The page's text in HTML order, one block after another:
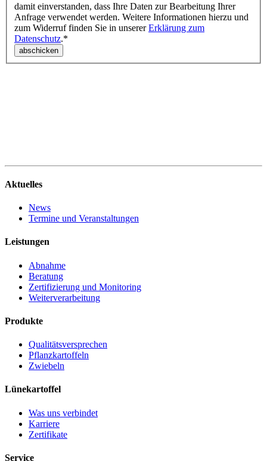
damit einverstanden, dass Ihre Daten zur Bearbeitung Ihrer
Anfrage verwendet werden. Weitere Informationen hierzu und
zum Widerruf finden Sie in unsererErklärung zum
Datenschutz.*
Aktuelles
News
Termine und Veranstaltungen
Leistungen
Abnahme
Beratung
Zertifizierung und Monitoring
Weiterverarbeitung
Produkte
Qualitätsversprechen
Pflanzkartoffeln
Zwiebeln
Lünekartoffel
Was uns verbindet
Karriere
Zertifikate
Service